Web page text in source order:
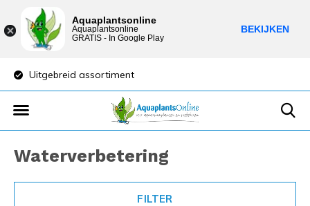
Lage verzendkosten
Waterverbetering
FILTER
Aquaplantsonline
Aquaplantsonline
GRATIS - In Google Play
BEKIJKEN